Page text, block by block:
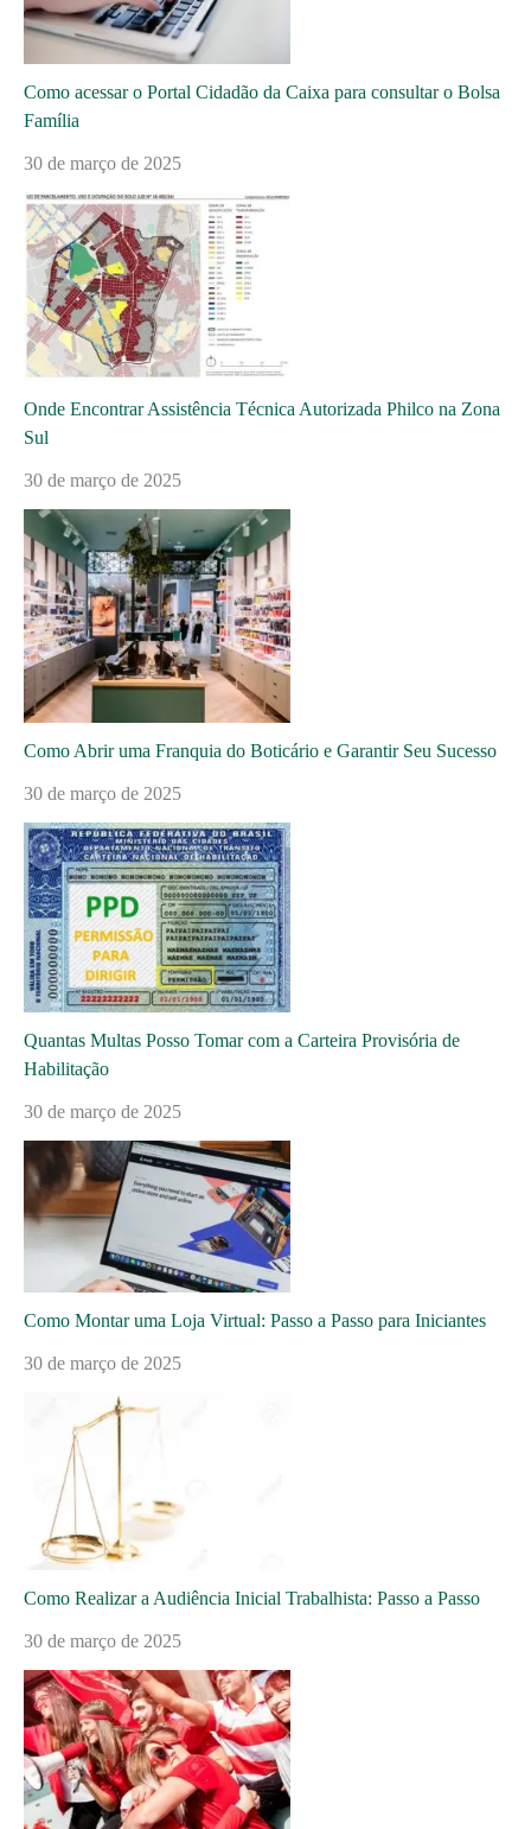
Como acessar o Portal Cidadão da Caixa para consultar o Bolsa
Família
30 de março de 2025
Onde Encontrar Assistência Técnica Autorizada Philco na Zona
Sul
30 de março de 2025
Como Abrir uma Franquia do Boticário e Garantir Seu Sucesso
30 de março de 2025
Quantas Multas Posso Tomar com a Carteira Provisória de
Habilitação
30 de março de 2025
Como Montar uma Loja Virtual: Passo a Passo para Iniciantes
30 de março de 2025
Como Realizar a Audiência Inicial Trabalhista: Passo a Passo
30 de março de 2025